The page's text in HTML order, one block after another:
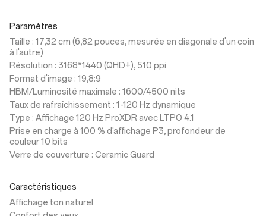
Paramètres
Taille : 17,32 cm (6,82 pouces, mesurée en diagonale d'un coin
à l'autre)
Résolution : 3168*1440 (QHD+), 510 ppi
Format d'image : 19,8:9
HBM/Luminosité maximale : 1600/4500 nits
Taux de rafraîchissement : 1-120 Hz dynamique
Type : Affichage 120 Hz ProXDR avec LTPO 4.1
Prise en charge à 100 % d'affichage P3, profondeur de
couleur 10 bits
Verre de couverture : Ceramic Guard
Caractéristiques
Affichage ton naturel